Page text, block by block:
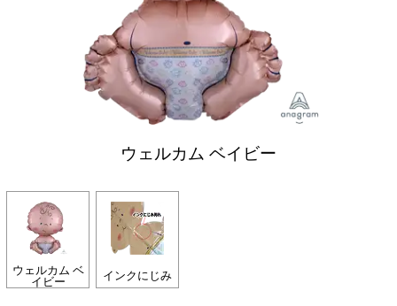
ウェルカム ベイビー
ウェルカム ベ
イビー インクにじみ